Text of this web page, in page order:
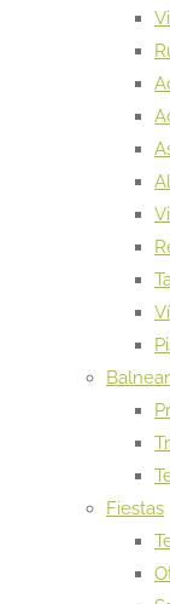
Fiestas